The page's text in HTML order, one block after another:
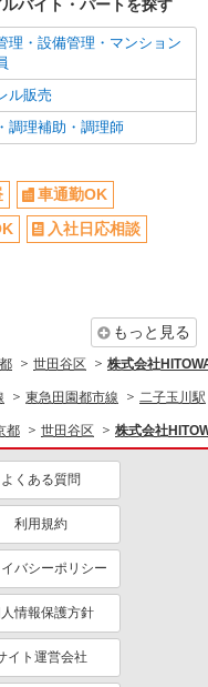
問
（40代～）活躍中
（60代～）活躍中
り
曜日が選べる・シフト自由
支給
助・住宅手当有
育休取得実績あり
当（家族・役職・インセン
用あり
WワークOK
（40代～）活躍中
支給
い・食事補助
用あり
バイト・パートを探す
理・設備管理・マンション
ル販売
調理補助・調理師
車通勤OK
入社日応相談
もっと見る
世田谷区 株式会社
東急田園都市線 二子玉川駅
都 世田谷区 株式会社
よくある質問
利用規約
バシーポリシー
情報保護方針
イト運営会社